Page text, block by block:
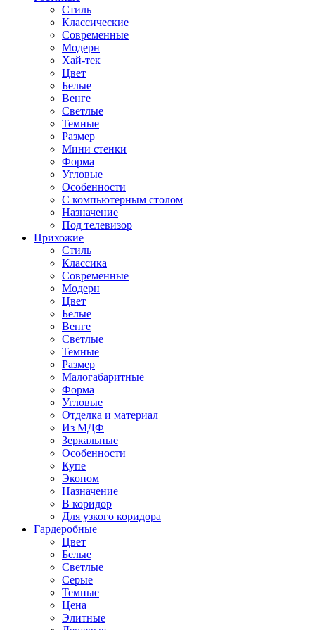
Стиль
Классические
Современные
Модерн
Хай-тек
Цвет
Белые
Венге
Светлые
Темные
Размер
Мини стенки
Форма
Угловые
Особенности
С компьютерным столом
Назначение
Под телевизор
Прихожие
Стиль
Классика
Современные
Модерн
Цвет
Белые
Венге
Светлые
Темные
Размер
Малогабаритные
Форма
Угловые
Отделка и материал
Из МДФ
Зеркальные
Особенности
Купе
Эконом
Назначение
В коридор
Для узкого коридора
Гардеробные
Цвет
Белые
Светлые
Серые
Темные
Цена
Элитные